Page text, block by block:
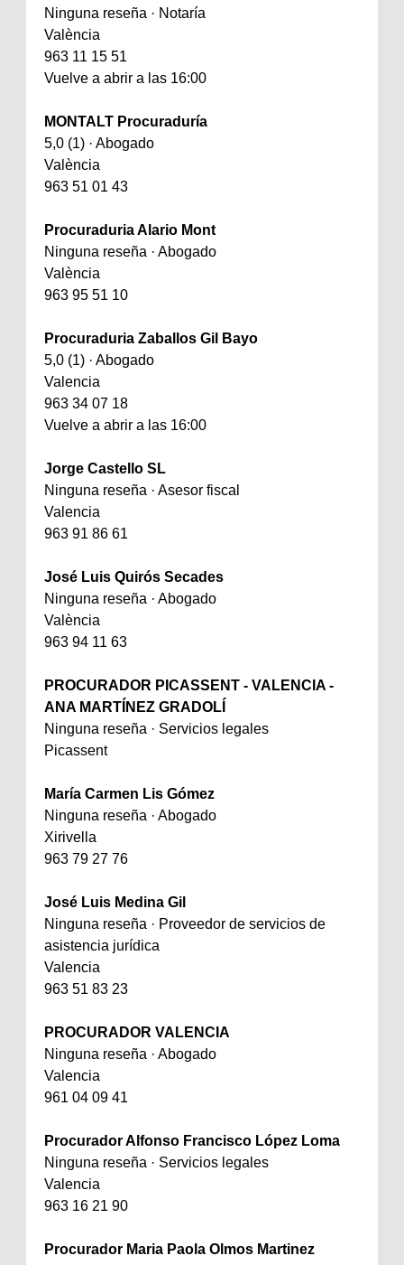
Ninguna reseña · Notaría
València
963 11 15 51
Vuelve a abrir a las 16:00
MONTALT Procuraduría
5,0 (1) · Abogado
València
963 51 01 43
Procuraduria Alario Mont
Ninguna reseña · Abogado
València
963 95 51 10
Procuraduria Zaballos Gil Bayo
5,0 (1) · Abogado
Valencia
963 34 07 18
Vuelve a abrir a las 16:00
Jorge Castello SL
Ninguna reseña · Asesor fiscal
Valencia
963 91 86 61
José Luis Quirós Secades
Ninguna reseña · Abogado
València
963 94 11 63
PROCURADOR PICASSENT - VALENCIA -
ANA MARTÍNEZ GRADOLÍ
Ninguna reseña · Servicios legales
Picassent
María Carmen Lis Gómez
Ninguna reseña · Abogado
Xirivella
963 79 27 76
José Luis Medina Gil
Ninguna reseña · Proveedor de servicios de
asistencia jurídica
Valencia
963 51 83 23
PROCURADOR VALENCIA
Ninguna reseña · Abogado
Valencia
961 04 09 41
Procurador Alfonso Francisco López Loma
Ninguna reseña · Servicios legales
Valencia
963 16 21 90
Procurador Maria Paola Olmos Martinez